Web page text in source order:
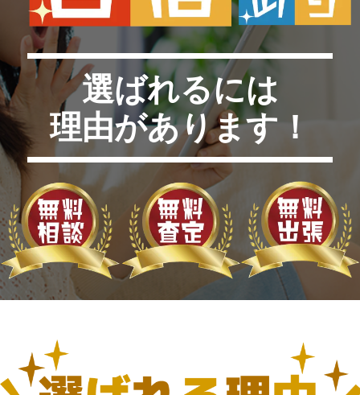
選ばれるには
理由があります！